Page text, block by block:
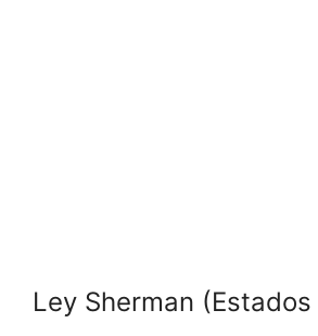
Ley Sherman